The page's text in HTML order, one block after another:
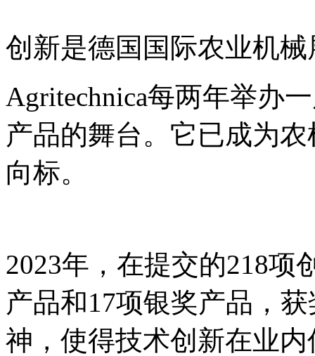
创新是德国国际农业机
Agritechnica每两年举办
产品的舞台。它已成为
向标。
2023年，在提交的218项
产品和17项银奖产品 ，
神，使得技术创新在业